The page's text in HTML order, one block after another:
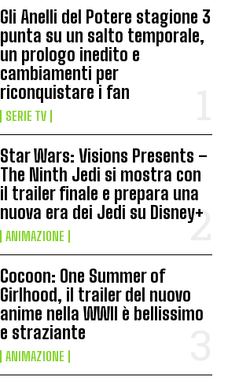
Gli Anelli del Potere stagione 3
punta su un salto temporale,
un prologo inedito e
cambiamenti per
riconquistare i fan
SERIE TV
Star Wars: Visions Presents –
The Ninth Jedi si mostra con
il trailer finale e prepara una
nuova era dei Jedi su Disney+
ANIMAZIONE
Cocoon: One Summer of
Girlhood, il trailer del nuovo
anime nella WWII è bellissimo
e straziante
ANIMAZIONE